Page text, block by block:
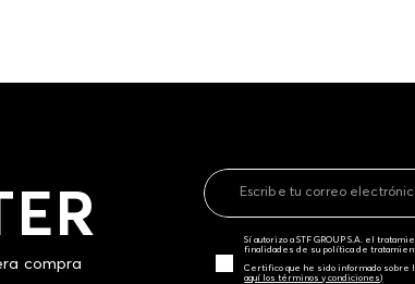
compra
Sí autorizo a STF GROUP S.A. el
finalidades de su política de
Certifico que he sido informado sobre
aquí los términos y condiciones)